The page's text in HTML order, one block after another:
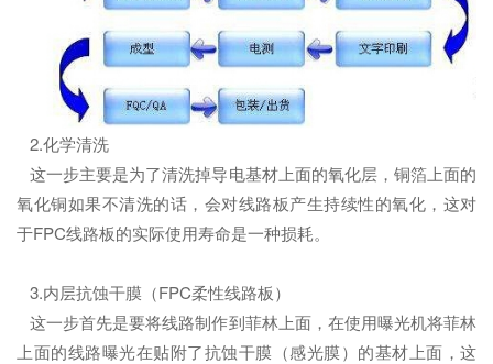
2.化学清洗
这一步主要是为了清洗掉导电基材上面的氧化层，铜箔上面的
氧化铜如果不清洗的话，会对线路板产生持续性的氧化，这对
于FPC线路板的实际使用寿命是一种损耗。
3.内层抗蚀干膜（FPC柔性线路板）
这一步首先是要将线路制作到菲林上面，在使用曝光机将菲林
上面的线路曝光在贴附了抗蚀干膜（感光膜）的基材上面，这